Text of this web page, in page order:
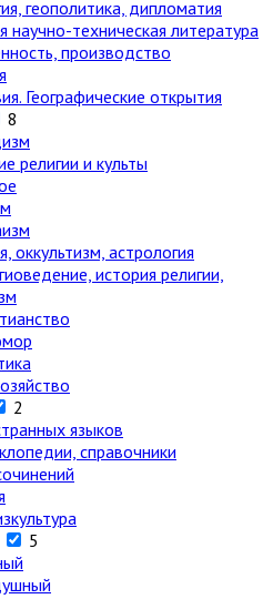
геополитика, дипломатия
научно-техническая литература
производство
Географические открытия
8
религии и культы
оккультизм, астрология
история религии,
2
языков
справочники
5